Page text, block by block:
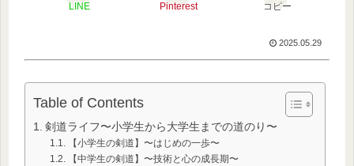
LINE Pinterest コピー
2025.05.29
Table of Contents
剣道ライフ〜小学生から大学生までの道のり〜
【小学生の剣道】〜はじめの一歩〜
【中学生の剣道】〜技術と心の成長期〜